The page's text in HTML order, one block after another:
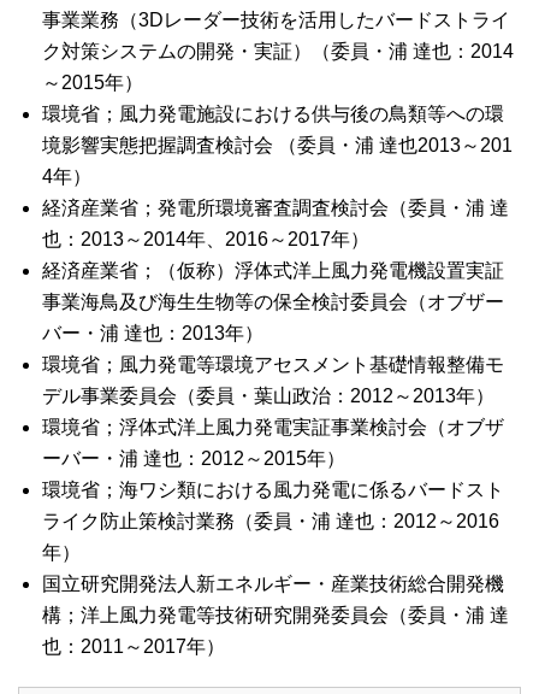
事業業務（3Dレーダー技術を活用したバードストライ
ク対策システムの開発・実証）（委員・浦 達也：2014
～2015年）
環境省；風力発電施設における供与後の鳥類等への環
境影響実態把握調査検討会 （委員・浦 達也2013～201
4年）
経済産業省；発電所環境審査調査検討会（委員・浦 達
也：2013～2014年、2016～2017年）
経済産業省；（仮称）浮体式洋上風力発電機設置実証
事業海鳥及び海生生物等の保全検討委員会（オブザー
バー・浦 達也：2013年）
環境省；風力発電等環境アセスメント基礎情報整備モ
デル事業委員会（委員・葉山政治：2012～2013年）
環境省；浮体式洋上風力発電実証事業検討会（オブザ
ーバー・浦 達也：2012～2015年）
環境省；海ワシ類における風力発電に係るバードスト
ライク防止策検討業務（委員・浦 達也：2012～2016
年）
国立研究開発法人新エネルギー・産業技術総合開発機
構；洋上風力発電等技術研究開発委員会（委員・浦 達
也：2011～2017年）